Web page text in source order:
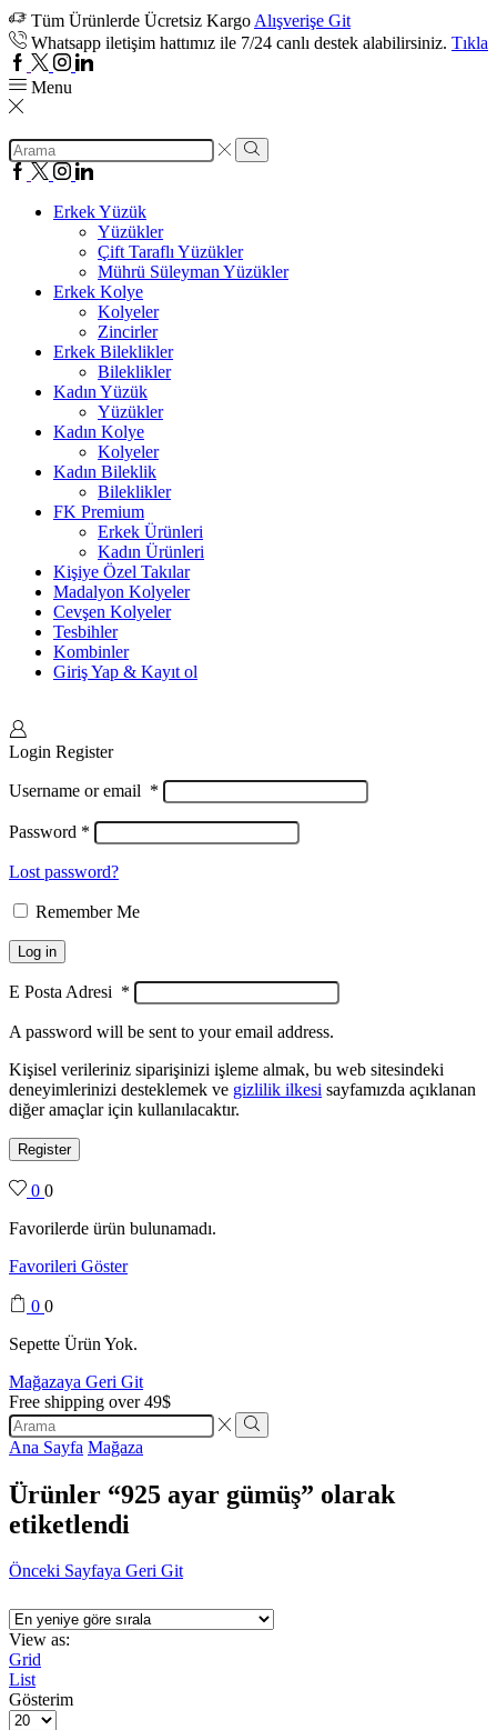
Tüm Ürünlerde Ücretsiz Kargo Alışverişe Git
Whatsapp iletişim hattımız ile 7/24 canlı destek alabilirsiniz. Tıkla
Facebook
Twitter
Instagram
Linkedin
Menu
Search
input
Search
Facebook
Twitter
Instagram
Linkedin
Erkek Yüzük
Yüzükler
Çift Taraflı Yüzükler
Mührü Süleyman Yüzükler
Erkek Kolye
Kolyeler
Zincirler
Erkek Bileklikler
Bileklikler
Kadın Yüzük
Yüzükler
Kadın Kolye
Kolyeler
Kadın Bileklik
Bileklikler
FK Premium
Erkek Ürünleri
Kadın Ürünleri
Kişiye Özel Takılar
Madalyon Kolyeler
Cevşen Kolyeler
Tesbihler
Kombinler
Giriş Yap & Kayıt ol
Login Register
Username or email *
Password *
Lost password?
Remember Me
Log in
E Posta Adresi *
A password will be sent to your email address.
Kişisel verileriniz siparişinizi işleme almak, bu web sitesindeki
deneyimlerinizi desteklemek ve gizlilik ilkesi sayfamızda açıklanan
diğer amaçlar için kullanılacaktır.
Register
0 0
Favorilerde ürün bulunamadı.
Favorileri Göster
0 0
Sepette Ürün Yok.
Mağazaya Geri Git
Free shipping over 49$
Search
input
Search
Ana Sayfa Mağaza
Ürünler “925 ayar gümüş” olarak
etiketlendi
Önceki Sayfaya Geri Git
View as:
Grid
List
Gösterim
Sayfa